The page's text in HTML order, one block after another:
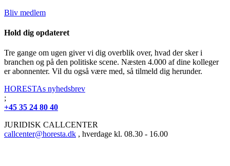
Bliv medlem
Hold dig opdateret
Tre gange om ugen giver vi dig overblik over, hvad der sker i
branchen og på den politiske scene. Næsten 4.000 af dine kolleger
er abonnenter. Vil du også være med, så tilmeld dig herunder.
HORESTAs nyhedsbrev
;
+45 35 24 80 40
JURIDISK CALLCENTER
callcenter@horesta.dk , hverdage kl. 08.30 - 16.00